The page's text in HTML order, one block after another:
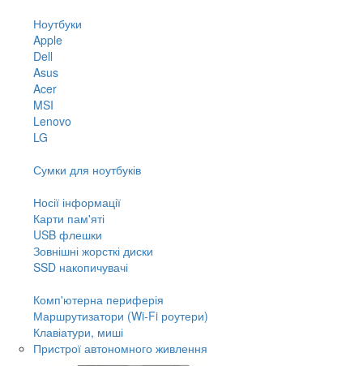
Ноутбуки
Apple
Dell
Asus
Acer
MSI
Lenovo
LG
Сумки для ноутбуків
Носії інформації
Карти пам'яті
USB флешки
Зовнішні жорсткі диски
SSD накопичувачі
Комп'ютерна периферія
Маршрутизатори (Wi-Fi роутери)
Клавіатури, миші
Пристрої автономного живлення